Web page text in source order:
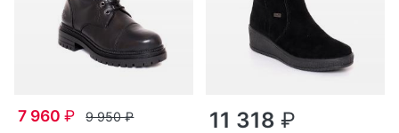
7 960₽ 9 950₽ 11 318₽